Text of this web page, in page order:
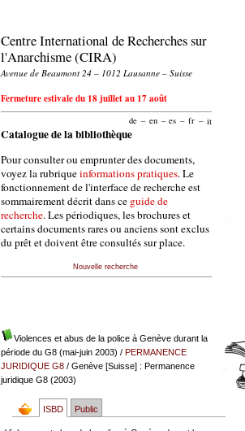
Centre International de Recherches sur
l'Anarchisme (CIRA)
Avenue de Beaumont 24 – 1012 Lausanne – Suisse
Fermeture estivale du 18 juillet au 17 août
de – en – es – fr – it
Catalogue de la bibliothèque
Pour consulter ou emprunter des documents,
voyez la rubriqueinformations pratiques. Le
fonctionnement de l'interface de recherche est
sommairement décrit dans ce guide de
recherche. Les périodiques, les brochures et
certains documents rares ou anciens sont exclus
du prêt et doivent être consultés sur place.
Nouvelle recherche
Violences et abus de la police à Genève durant la
période du G8 (mai-juin 2003) / PERMANENCE
JURIDIQUE G8/ Genève [Suisse] : Permanence
juridique G8 (2003)
ISBD Public